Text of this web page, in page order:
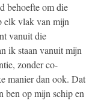
behoefte om die
elk vlak van mijn
vanuit die
ik staan vanuit mijn
zonder co-
manier dan ook. Dat
ben op mijn schip en